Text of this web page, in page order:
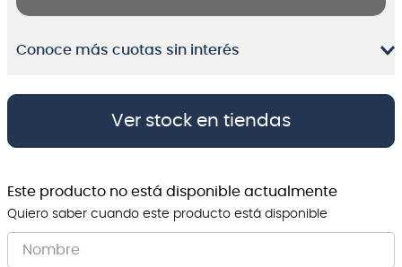
Conoce más cuotas sin interés
Ver stock en tiendas
Este producto no está disponible actualmente
Quiero saber cuando este producto está disponible